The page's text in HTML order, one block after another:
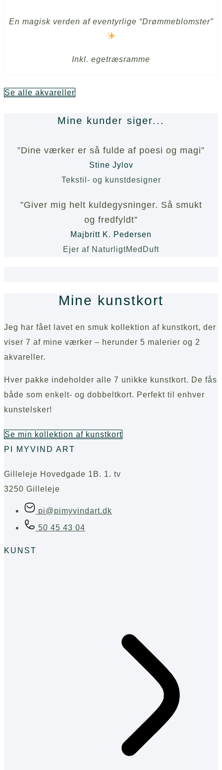
En magisk verden af eventyrlige “Drømmeblomster”
Inkl. egetræsramme
Se alle akvareller
Mine kunder siger...
”Dine værker er så fulde af poesi og magi”
Stine Jylov
Tekstil- og kunstdesigner
”Giver mig helt kuldegysninger. Så smukt
og fredfyldt”
Majbritt K. Pedersen
Ejer af NaturligtMedDuft
Mine kunstkort
Jeg har fået lavet en smuk kollektion af kunstkort, der
viser 7 af mine værker – herunder 5 malerier og 2
akvareller.
Hver pakke indeholder alle 7 unikke kunstkort. De fås
både som enkelt- og dobbeltkort. Perfekt til enhver
kunstelsker!
Se min kollektion af kunstkort
PI MYVIND ART
Gilleleje Hovedgade 1B. 1. tv
3250 Gilleleje
pi@pimyvindart.dk
50 45 43 04
KUNST